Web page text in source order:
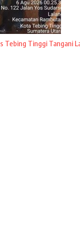
Tebing Tinggi Tangani